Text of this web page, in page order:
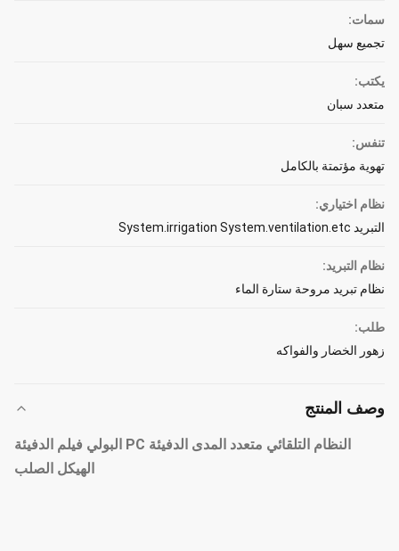
سمات:
تجميع سهل
يكتب:
متعدد سبان
تنفس:
تهوية مؤتمتة بالكامل
نظام اختياري:
التبريد System.irrigation System.ventilation.etc
نظام التبريد:
نظام تبريد مروحة ستارة الماء
طلب:
زهور الخضار والفواكه
وصف المنتج
النظام التلقائي متعدد المدى الدفيئة PC البولي فيلم الدفيئة
الهيكل الصلب